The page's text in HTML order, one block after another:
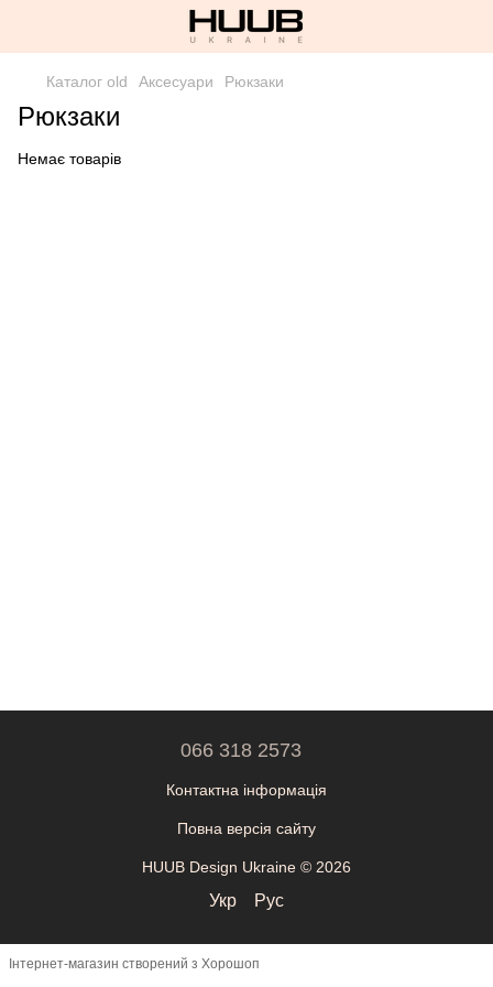
Каталог old Аксесуари Рюкзаки
Рюкзаки
Немає товарів
066 318 2573
Контактна інформація
Повна версія сайту
HUUB Design Ukraine © 2026
Укр Рус
Інтернет-магазин створений з Хорошоп